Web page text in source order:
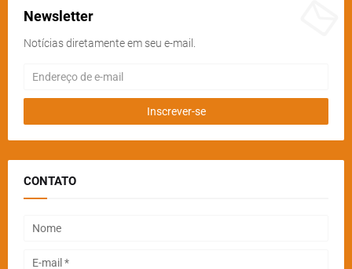
Newsletter
Notícias diretamente em seu e-mail.
CONTATO